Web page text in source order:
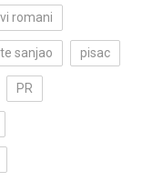
romani
sanjao pisac
PR